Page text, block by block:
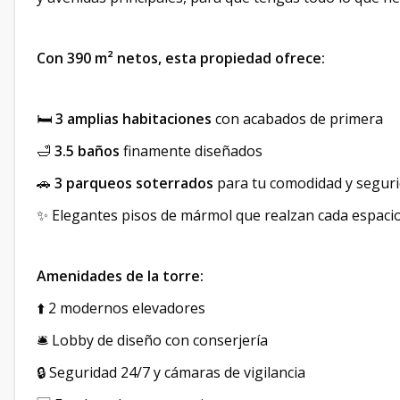
Con 390 m² netos, esta propiedad ofrece:
🛏️3 amplias habitaciones con acabados de primera
🛁 3.5 baños finamente diseñados
🚗 3 parqueos soterrados para tu comodidad y
✨ Elegantes pisos de mármol que realzan cada
Amenidades de la torre:
⬆️ 2 modernos elevadores
🛎️ Lobby de diseño con conserjería
🔒 Seguridad 24/7 y cámaras de vigilancia